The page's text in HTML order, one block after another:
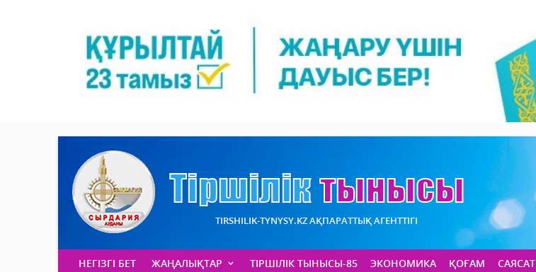
TIRSHILIK-TYNYSY.KZ АҚПАРАТТЫҚ АГЕНТТІГІ
НЕГІЗГІ БЕТ ЖАҢАЛЫҚТАР ТІРШІЛІК ТЫНЫСЫ-85 ЭКОНОМИКА ҚОҒАМ САЯСАТ